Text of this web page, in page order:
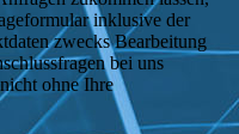
inklusive der
zwecks Bearbeitung
bei uns
ohne Ihre